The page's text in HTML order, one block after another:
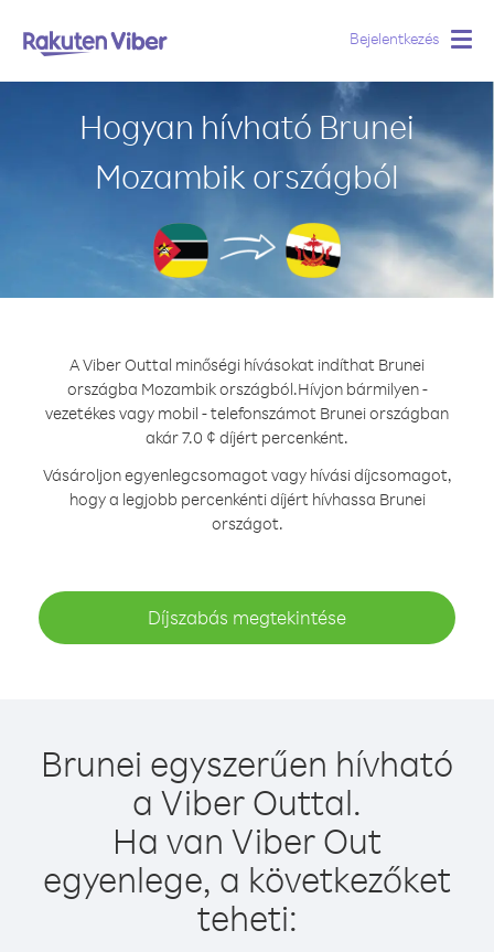
Bejelentkezés
Hogyan hívható Brunei
Mozambik országból
A Viber Outtal minőségi hívásokat indíthat Brunei
országba Mozambik országból.Hívjon bármilyen -
vezetékes vagy mobil - telefonszámot Brunei országban
akár 7.0 ¢ díjért percenként.
Vásároljon egyenlegcsomagot vagy hívási díjcsomagot,
hogy a legjobb percenkénti díjért hívhassa Brunei
országot.
Díjszabás megtekintése
Brunei egyszerűen hívható
a Viber Outtal.
Ha van Viber Out
egyenlege, a következőket
teheti: